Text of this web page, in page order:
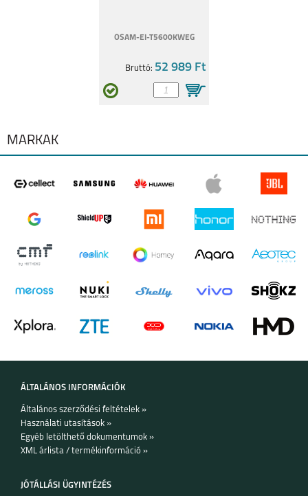
HONOR 200 PRO
HONOR 200 LITE HONOR X8B
HONOR X7B HONOR MAGIC 6 LITE
OSAM-EI-T5600KWEG
Bruttó: 52 989 Ft
MÁRKÁK
ÁLTALÁNOS INFORMÁCIÓK
Általános szerződési feltételek »
Használati utasítások »
Egyéb letölthető dokumentumok »
XML árlista / termékinformáció »
JÓTÁLLÁSI ÜGYINTÉZÉS